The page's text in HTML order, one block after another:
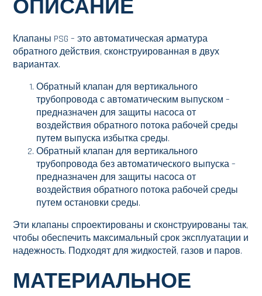
ОПИСАНИЕ
Клапаны PSG – это автоматическая арматура
обратного действия, сконструированная в двух
вариантах.
Обратный клапан для вертикального
трубопровода с автоматическим выпуском –
предназначен для защиты насоса от
воздействия обратного потока рабочей среды
путем выпуска избытка среды.
Обратный клапан для вертикального
трубопровода без автоматического выпуска –
предназначен для защиты насоса от
воздействия обратного потока рабочей среды
путем остановки среды.
Эти клапаны спроектированы и сконструированы так,
чтобы обеспечить максимальный срок эксплуатации и
надежность. Подходят для жидкостей, газов и паров.
МАТЕРИАЛЬНОЕ